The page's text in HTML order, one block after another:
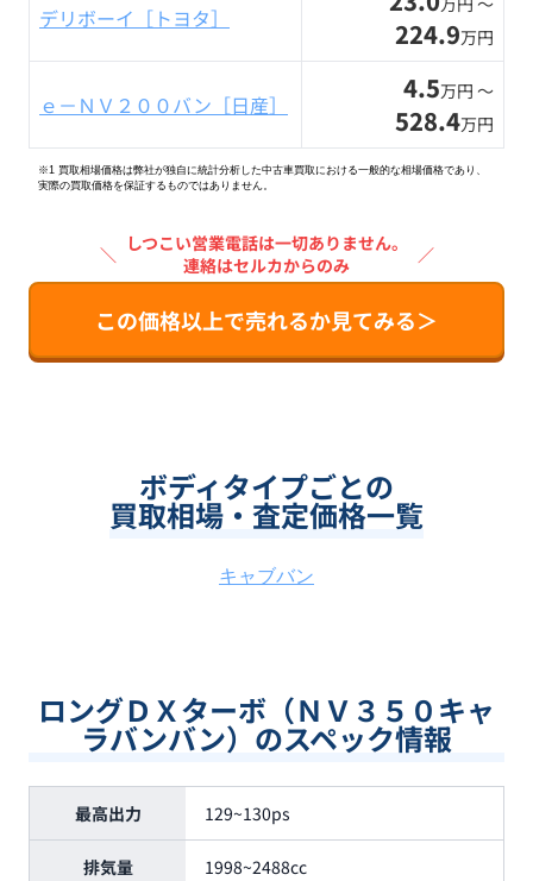
デリボーイ［トヨタ］ 224.9万円
ｅ－ＮＶ２００バン［日産］ 4.5万円 〜
528.4万円
※1 買取相場価格は弊社が独自に統計分析した中古車買取における一般的な相場価格であり、
実際の買取価格を保証するものではありません。
＼ しつこい営業電話は一切ありません。
連絡はセルカからのみ
／
この価格以上で売れるか見てみる＞
ボディタイプごとの
買取相場・査定価格一覧
キャブバン
ロングＤＸターボ（ＮＶ３５０キャ
ラバンバン）のスペック情報
最高出力 129~130ps
排気量 1998~2488cc